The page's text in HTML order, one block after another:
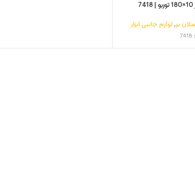
بر,لوازم جانبی ابزار
7418